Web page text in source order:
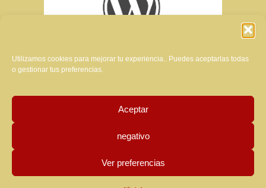
Utilizamos cookies para mejorar tu experiencia.. Puedes aceptarlas todas
o gestionar tus preferencias.
Aceptar
negativo
Ver preferencias
Manuela Luzzardi